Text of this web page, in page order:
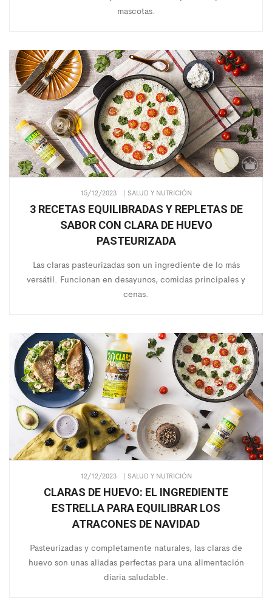
mascotas.
15/12/2023 | SALUD Y NUTRICIÓN
3 RECETAS EQUILIBRADAS Y REPLETAS DE
SABOR CON CLARA DE HUEVO
PASTEURIZADA
Las claras pasteurizadas son un ingrediente de lo más
versátil. Funcionan en desayunos, comidas principales y
cenas.
12/12/2023 | SALUD Y NUTRICIÓN
CLARAS DE HUEVO: EL INGREDIENTE
ESTRELLA PARA EQUILIBRAR LOS
ATRACONES DE NAVIDAD
Pasteurizadas y completamente naturales, las claras de
huevo son unas aliadas perfectas para una alimentación
diaria saludable.